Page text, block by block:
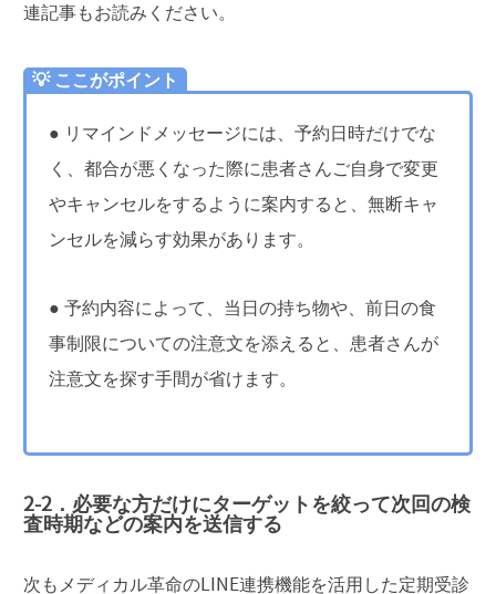
連記事もお読みください。
💡 ここがポイント
● リマインドメッセージには、予約日時だけでな
く、都合が悪くなった際に患者さんご自身で変更
やキャンセルをするように案内すると、無断キャ
ンセルを減らす効果があります。
● 予約内容によって、当日の持ち物や、前日の食
事制限についての注意文を添えると、患者さんが
注意文を探す手間が省けます。
2-2．必要な方だけにターゲットを絞って次回の検
査時期などの案内を送信する
次もメディカル革命のLINE連携機能を活用した定期受診